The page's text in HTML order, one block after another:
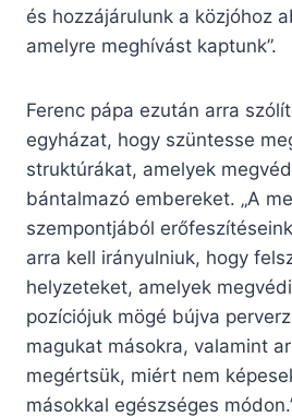
és hozzájárulunk a közjóhoz
amelyre meghívást kaptunk”.
Ferenc pápa ezután arra
egyházat, hogy szüntesse
struktúrákat, amelyek
bántalmazó embereket. „A
szempontjából
arra kell irányulniuk, hogy
helyzeteket, amelyek
pozíciójuk mögé bújva
magukat másokra, valamint
megértsük, miért nem
másokkal egészséges